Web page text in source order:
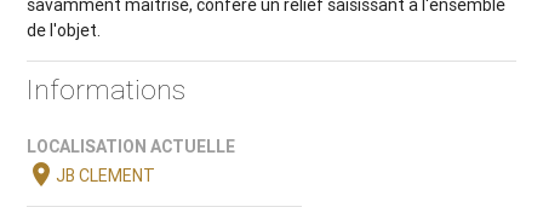
savamment maîtrisé, confère un relief saisissant à l'ensemble
de l'objet.
Informations
LOCALISATION ACTUELLE
location_onJB CLEMENT